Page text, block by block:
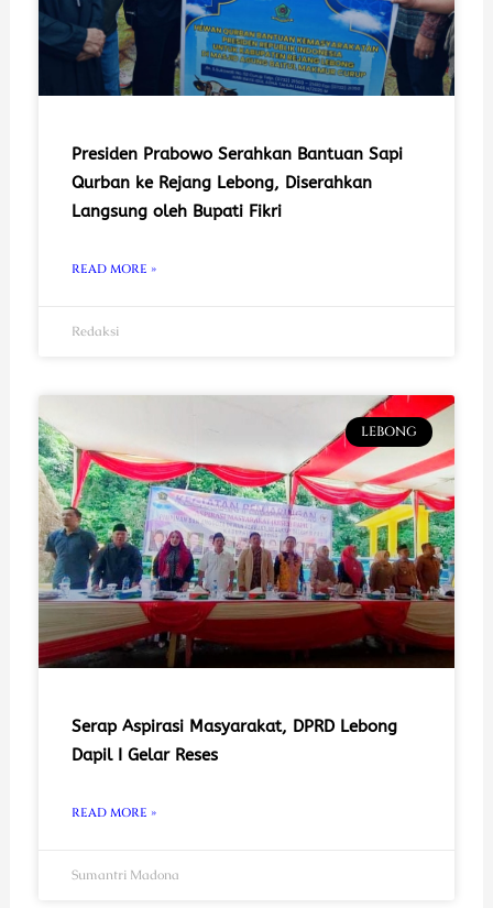
Presiden Prabowo Serahkan Bantuan Sapi
Qurban ke Rejang Lebong, Diserahkan
Langsung oleh Bupati Fikri
READ MORE »
Redaksi
LEBONG
Serap Aspirasi Masyarakat, DPRD Lebong
Dapil I Gelar Reses
READ MORE »
Sumantri Madona